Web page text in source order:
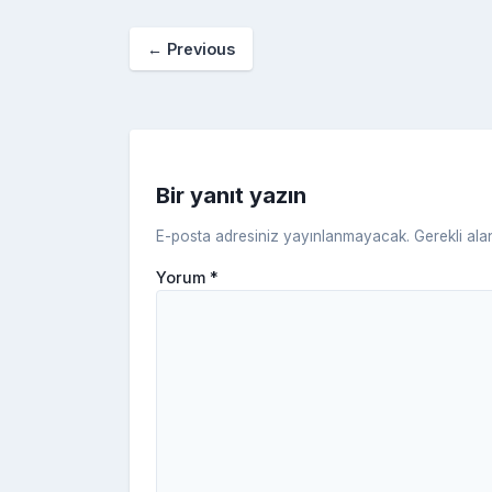
b
o
← Previous
Bir yanıt yazın
E-posta adresiniz yayınlanmayacak. Gerekli
Yorum *